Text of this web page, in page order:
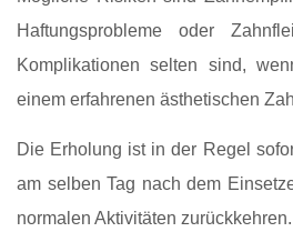
Haftungsprobleme oder
Komplikationen selten sind,
einem erfahrenen ästhetischen
Die Erholung ist in der Regel
am selben Tag nach dem
normalen Aktivitäten zurückkehren.